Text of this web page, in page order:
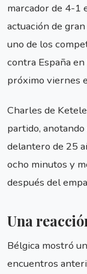
marcador de 4-1
actuación de
uno de los
contra España
próximo viernes
Charles de
partido,
delantero de 25
ocho minutos y
después del
Una
Bélgica mostró
encuentros